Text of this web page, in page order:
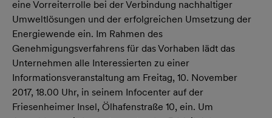
eine Vorreiterrolle bei der Verbindung nachhaltiger
Umweltlösungen und der erfolgreichen Umsetzung der
Energiewende ein. Im Rahmen des
Genehmigungsverfahrens für das Vorhaben lädt das
Unternehmen alle Interessierten zu einer
Informationsveranstaltung am Freitag, 10. November
2017, 18.00 Uhr, in seinem Infocenter auf der
Friesenheimer Insel, Ölhafenstraße 10, ein. Um